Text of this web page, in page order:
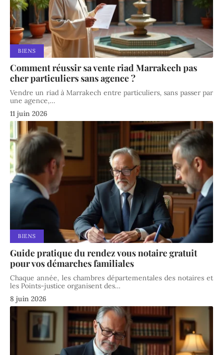
BIENS
Comment réussir sa vente riad Marrakech pas
cher particuliers sans agence ?
Vendre un riad à Marrakech entre particuliers, sans passer par
une agence,…
11 juin 2026
BIENS
Guide pratique du rendez vous notaire gratuit
pour vos démarches familiales
Chaque année, les chambres départementales des notaires et
les Points-justice organisent des…
8 juin 2026